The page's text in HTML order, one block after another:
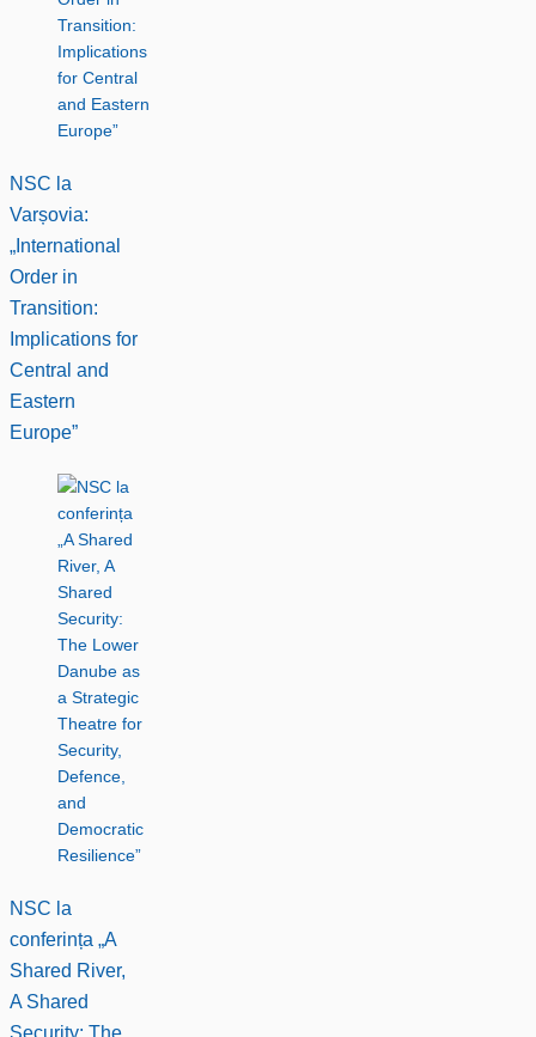
NSC la
Varșovia:
„International
Order in
Transition:
Implications for
Central and
Eastern
Europe”
NSC la
conferința „A
Shared River,
A Shared